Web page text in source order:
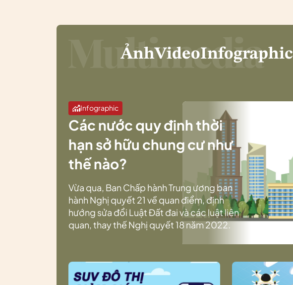
ẢnhVideoInfographic
Infographic
Các nước quy định thời
hạn sở hữu chung cư như
thế nào?
Vừa qua, Ban Chấp hành Trung ương ban
hành Nghị quyết 21 về quan điểm, định
hướng sửa đổi Luật Đất đai và các luật liên
quan, thay thế Nghị quyết 18 năm 2022.